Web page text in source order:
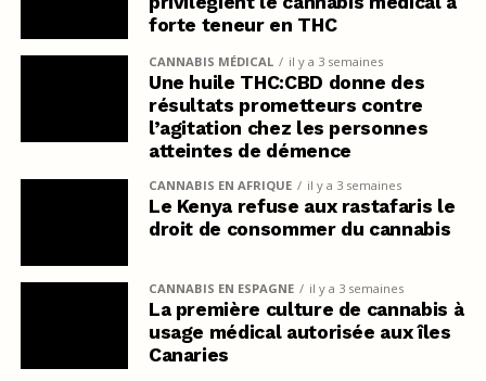
forte teneur en THC
CANNABIS MÉDICAL il y a 3 semaines
Une huile THC:CBD donne des
résultats prometteurs contre
l’agitation chez les personnes
atteintes de démence
CANNABIS EN AFRIQUE il y a 3 semaines
Le Kenya refuse aux rastafaris le
droit de consommer du cannabis
CANNABIS EN ESPAGNE il y a 3 semaines
La première culture de cannabis à
usage médical autorisée aux îles
Canaries